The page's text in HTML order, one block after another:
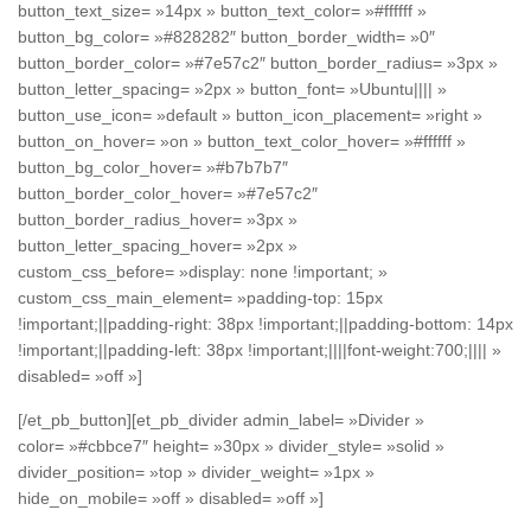
button_text_size= »14px » button_text_color= »#ffffff »
button_bg_color= »#828282″ button_border_width= »0″
button_border_color= »#7e57c2″ button_border_radius= »3px »
button_letter_spacing= »2px » button_font= »Ubuntu|||| »
button_use_icon= »default » button_icon_placement= »right »
button_on_hover= »on » button_text_color_hover= »#ffffff »
button_bg_color_hover= »#b7b7b7″
button_border_color_hover= »#7e57c2″
button_border_radius_hover= »3px »
button_letter_spacing_hover= »2px »
custom_css_before= »display: none !important; »
custom_css_main_element= »padding-top: 15px
!important;||padding-right: 38px !important;||padding-bottom: 14px
!important;||padding-left: 38px !important;||||font-weight:700;|||| »
disabled= »off »]
[/et_pb_button][et_pb_divider admin_label= »Divider »
color= »#cbbce7″ height= »30px » divider_style= »solid »
divider_position= »top » divider_weight= »1px »
hide_on_mobile= »off » disabled= »off »]